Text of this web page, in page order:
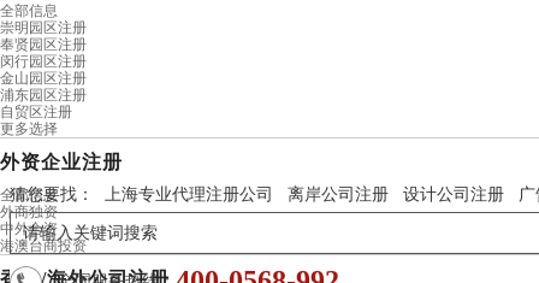
全部信息
崇明园区注册
奉贤园区注册
闵行园区注册
金山园区注册
浦东园区注册
自贸区注册
更多选择
外资企业注册
全部信息
外商独资
中外合资
港澳台商投资
香港/海外公司注册
猜您要找： 上海专业代理注册公司 离岸公司注册 设计公司注册